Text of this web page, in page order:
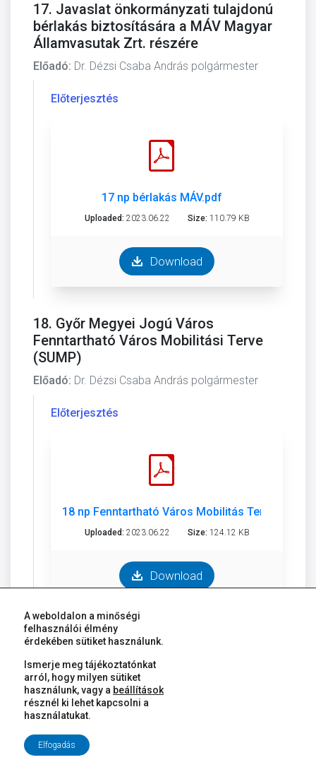
17. Javaslat önkormányzati tulajdonú
bérlakás biztosítására a MÁV Magyar
Államvasutak Zrt. részére
Előadó: Dr. Dézsi Csaba András polgármester
Előterjesztés
17 np bérlakás MÁV.pdf
Uploaded: 2023.06.22 Size: 110.79 KB
Download
18. Győr Megyei Jogú Város
Fenntartható Város Mobilitási Terve
(SUMP)
Előadó: Dr. Dézsi Csaba András polgármester
Előterjesztés
18 np Fenntartható Város Mobilitás Terve.pdf
Uploaded: 2023.06.22 Size: 124.12 KB
Download
Melléklet
18 np 1. sz. melléklet SUMP_Győr_2023___T.pdf
A weboldalon a minőségi
felhasználói élmény
érdekében sütiket használunk.
Ismerje meg tájékoztatónkat
arról, hogy milyen sütiket
használunk, vagy a beállítások
résznél ki lehet kapcsolni a
használatukat.
Elfogadás